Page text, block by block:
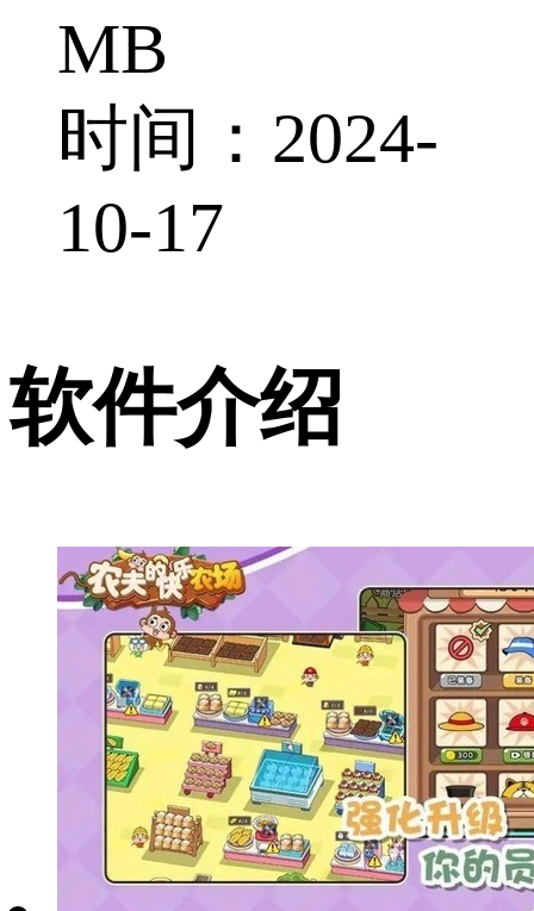
MB
时间：2024-
10-17
软件介绍